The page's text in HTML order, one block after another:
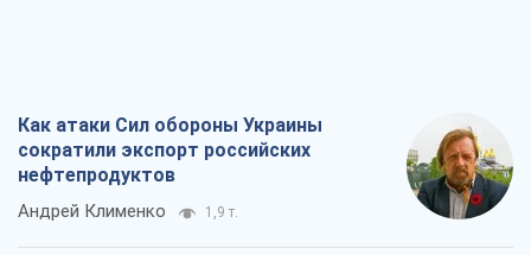
Как атаки Сил обороны Украины
сократили экспорт российских
нефтепродуктов
Андрей Клименко 1,9 т.